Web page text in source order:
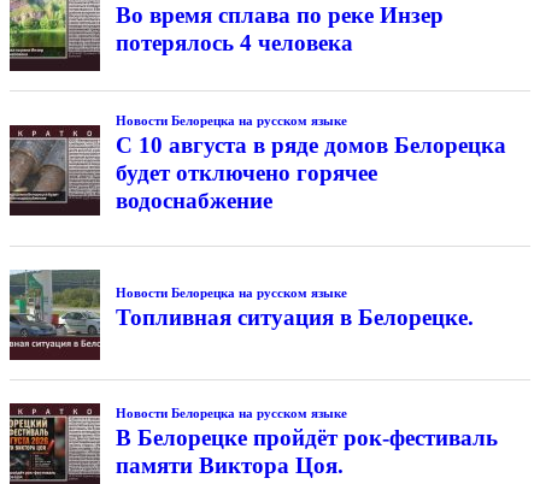
Во время сплава по реке Инзер
потерялось 4 человека
Новости Белорецка на русском языке
С 10 августа в ряде домов Белорецка
будет отключено горячее
водоснабжение
Новости Белорецка на русском языке
Топливная ситуация в Белорецке.
Новости Белорецка на русском языке
В Белорецке пройдёт рок-фестиваль
памяти Виктора Цоя.